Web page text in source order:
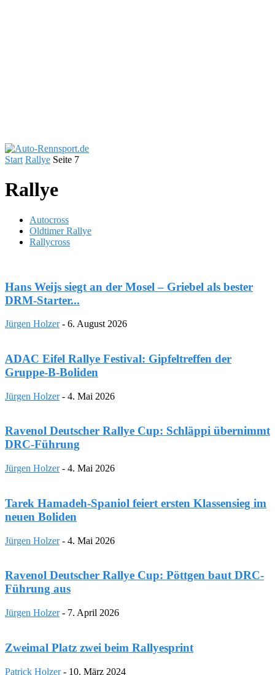
Start Rallye Seite 7
Rallye
Autocross
Oldtimer Rallye
Rallycross
Hans Weijs siegt an der Mosel – Griebel als bester
DRM-Starter...
Jürgen Holzer - 6. August 2026
ADAC Eifel Rallye Festival: Gipfeltreffen der
Gruppe-B-Boliden
Jürgen Holzer - 4. Mai 2026
Ravenol Deutscher Rallye Cup: Schläppi übernimmt
DRC-Führung
Jürgen Holzer - 4. Mai 2026
Tarek Hamadeh-Spaniol feiert ersten Klassensieg im
neuen Boliden
Jürgen Holzer - 4. Mai 2026
Ravenol Deutscher Rallye Cup: Pöttgen baut DRC-
Führung aus
Jürgen Holzer - 7. April 2026
Zweimal Platz zwei beim Rallyesprint
Patrick Holzer - 10. März 2024